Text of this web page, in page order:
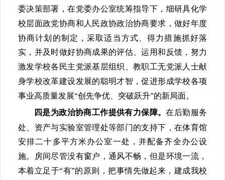
委决策部署，在党委办公室统筹指导下，细研具化学
校层面政党协商和人民政协政治协商要求，做好年度
协商计划的制定，采取适当方式、得力措施抓好落
实，并及时做好协商成果的评估、运用和反馈，努力
激发学校各民主党派基层组织、教职工无党派人士献
身学校改革建设发展的聪明才智，促进形成学校各项
事业高质量发展“创先争优、突破跃升”的新局面。
四是为政治协商工作提供有力保障。在后勤服务
处、资产与实验室管理处等部门的支持下，在体育馆
安排二十多平方米办公室一处，并配备齐全办公设
施。房间尽管没有窗户，通风不畅，但是环境一流，
本着立足于“有”的原则，把事情先做起来，建成我校